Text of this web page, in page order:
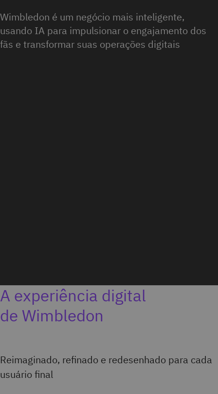
Wimbledon é um negócio mais inteligente,
usando IA para impulsionar o engajamento dos
fãs e transformar suas operações digitais
A experiência digital
de Wimbledon
Reimaginado, refinado e redesenhado para cada
usuário final